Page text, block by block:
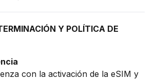
Y POLÍTICA DE
con la activación de la eSIM y